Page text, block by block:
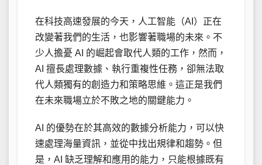
在科技高速發展的今天，人工智能（AI）正在
改變著我們的生活，也影響著職場的未來。不
少人擔憂 AI 的崛起會取代人類的工作，然而，
AI 擅長處理數據、執行重複性任務，卻無法取
代人類獨有的創造力和策略思維。這正是我們
在未來職場立於不敗之地的關鍵能力。
AI 的優勢在於其高效的數據分析能力，可以快
速處理海量資訊，並從中找出規律和趨勢。但
是，AI 缺乏理解和應用的能力，只能根據既有